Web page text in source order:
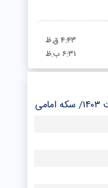
۴:۴۳ ق.ظ
۶:۳۱ ب.ظ